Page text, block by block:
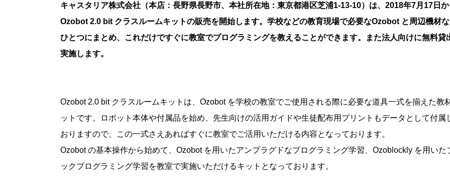
キャスタリア株式会社（本店：長野県長野市、本社所在地：東京都港区芝浦1-13-10）は、2018年7月17日か
Ozobot 2.0 bit クラスルームキットの販売を開始します。学校などの教育現場で必要なOzobot と周辺機材
ひとつにまとめ、これだけですぐに教室でプログラミングを教えることができます。また法人向けに無料貸
実施します。
Ozobot 2.0 bit クラスルームキットは、Ozobot を学校の教室でご使用される際に必要な道具一式を揃えた教
ットです。ロボット本体や付属品を始め、先生向けの活用ガイドや生徒配布用プリントもデータとして付属
おりますので、この一式さえあればすぐに教室でご活用いただける内容となっております。
Ozobot の基本操作から始めて、Ozobot を用いたアンプラグドなプログラミング学習、Ozoblockly を用いた
ックプログラミング学習を教室で実施いただけるキットとなっております。